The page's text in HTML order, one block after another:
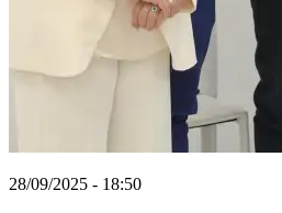
28/09/2025 - 18:50